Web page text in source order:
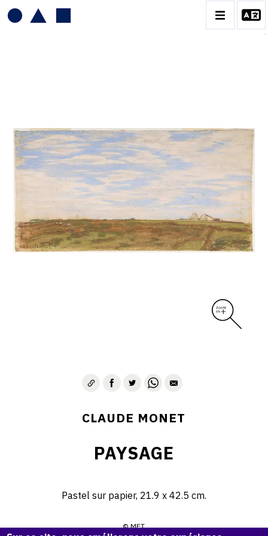
BIOGRAPHIE
CATALOGUE DES OEUVRES
CONTACT
CLAUDE MONET
PAYSAGE
Pastel sur papier, 21.9 x 42.5 cm.
© MET